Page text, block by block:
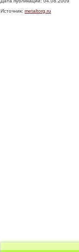
Источник: metaltorg.ru